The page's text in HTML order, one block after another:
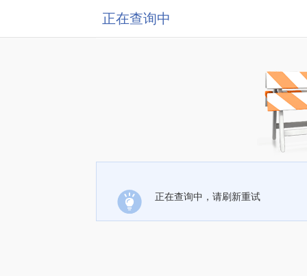
正在查询中
正在查询中，请刷新重试